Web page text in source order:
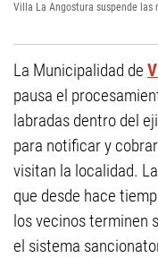
Villa La Angostura suspende las
La Municipalidad de
pausa el
labradas dentro del
para notificar y
visitan la localidad.
que desde hace
los vecinos terminen
el sistema